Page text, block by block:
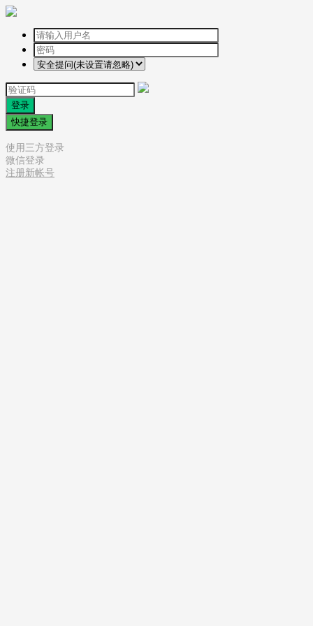
登录
快捷登录
使用三方登录
微信登录
注册新帐号